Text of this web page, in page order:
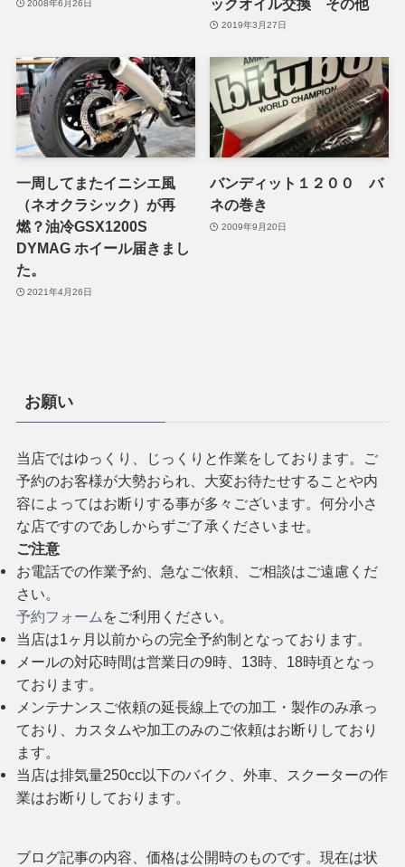
2008年6月26日 ックオイル交換 その他
2019年3月27日
一周してまたイニシエ風
（ネオクラシック）が再
燃？油冷GSX1200S
DYMAG ホイール届きまし
た。
2021年4月26日
バンディット１２００ バ
ネの巻き
2009年9月20日
お願い
当店ではゆっくり、じっくりと作業をしております。ご
予約のお客様が大勢おられ、大変お待たせすることや内
容によってはお断りする事が多々ございます。何分小さ
な店ですのであしからずご了承くださいませ。
ご注意
お電話での作業予約、急なご依頼、ご相談はご遠慮くだ
さい。
予約フォーム をご利用ください。
当店は1ヶ月以前からの完全予約制となっております。
メールの対応時間は営業日の9時、13時、18時頃となっ
ております。
メンテナンスご依頼の延長線上での加工・製作のみ承っ
ており、カスタムや加工のみのご依頼はお断りしており
ます。
当店は排気量250cc以下のバイク、外車、スクーターの作
業はお断りしております。
ブログ記事の内容、価格は公開時のものです。現在は状